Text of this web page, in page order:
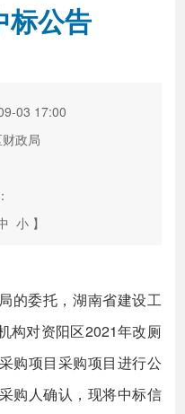
互动交流
标公告
03 17:00
政局
小 】
的委托，湖南省建设工
构对资阳区2021年改厕
购项目采购项目进行公
购人确认，现将中标信